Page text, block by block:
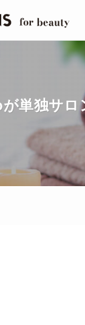
単独サロ